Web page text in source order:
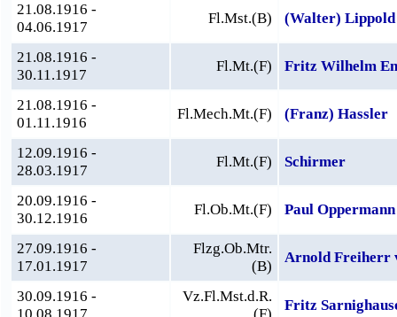
21.08.1916 -
04.06.1917
Fl.Mst.(B) (Walter) Lippold
21.08.1916 -
30.11.1917
Fl.Mt.(F) Fritz Wilhelm
21.08.1916 -
01.11.1916
Fl.Mech.Mt.(F) (Franz) Hassler
12.09.1916 -
28.03.1917
Fl.Mt.(F) Schirmer
20.09.1916 -
30.12.1916
Fl.Ob.Mt.(F) Paul Oppermann
27.09.1916 -
17.01.1917
Flzg.Ob.Mtr.
(B)
Arnold Freiherr
30.09.1916 -
Vz.Fl.Mst.d.R.
Fritz